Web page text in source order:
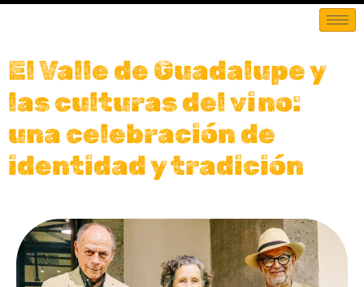
El Valle de Guadalupe y
las culturas del vino:
una celebración de
identidad y tradición